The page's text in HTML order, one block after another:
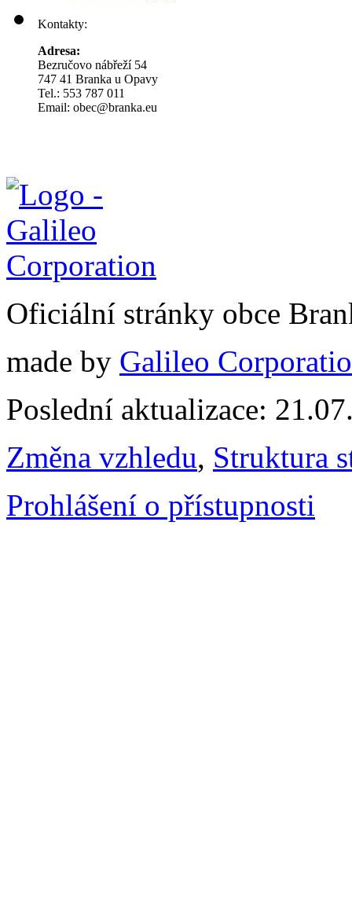
Kontakty:
Adresa:
Bezručovo nábřeží 54
747 41 Branka u Opavy
Tel.: 553 787 011
Email: obec@branka.eu
Oficiální stránky obce
made by Galileo
Poslední aktualizace:
Změna vzhledu, Struktura
Prohlášení o přístupnosti